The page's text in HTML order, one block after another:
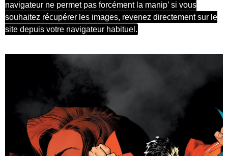
navigateur ne permet pas forcément la manip’ si vous
souhaitez récupérer les images, revenez directement sur le
site depuis votre navigateur habituel.